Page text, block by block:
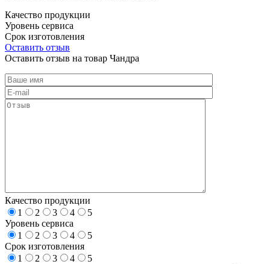
Качество продукции
Уровень сервиса
Срок изготовления
Оставить отзыв
Оставить отзыв на товар Чандра
Качество продукции
1
2 3 4
5
Уровень сервиса
1
2 3 4
5
Срок изготовления
1
2 3 4
5